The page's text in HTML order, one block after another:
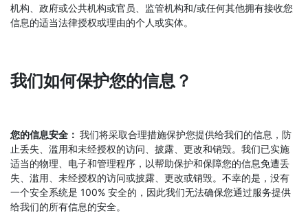
机构、政府或公共机构或官员、监管机构和/或任何其他拥有接收您
信息的适当法律授权或理由的个人或实体。
我们如何保护您的信息？
您的信息安全： 我们将采取合理措施保护您提供给我们的信息，防
止丢失、滥用和未经授权的访问、披露、更改和销毁。我们已实施
适当的物理、电子和管理程序，以帮助保护和保障您的信息免遭丢
失、滥用、未经授权的访问或披露、更改或销毁。不幸的是，没有
一个安全系统是 100% 安全的，因此我们无法确保您通过服务提供
给我们的所有信息的安全。